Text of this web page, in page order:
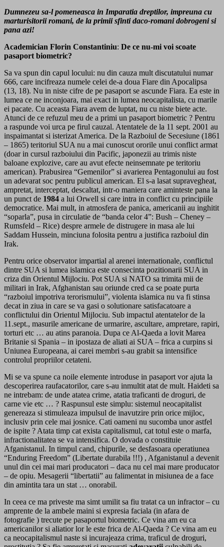
Dumnezeu sa-l pomeneasca in Imparatia dreptilor, impreuna cu
marturisitorii romani, de la primii sfinti daco-romani dobrogeni si
pana azi!
Academician Florin Constantiniu: De ce nu-mi voi scoate
pasaport biometric?
Sa va spun din capul locului: nu din cauza mult discutatului numar
666, care incifreaza numele celei de-a doua Fiare din Apocalipsa
(13, 18). Nu in niste cifre de pe pasaport se ascunde Fiara. Ea este in
lumea ce ne inconjoara, mai exact in lumea neocapitalista, cu marile
ei pacate. Cu aceasta Fiara avem de luptat, nu cu niste biete acte.
Atunci de ce refuzul meu de a primi un pasaport biometric ? Pentru
a raspunde voi urca pe firul cauzal. Atentatele de la 11 sept. 2001 au
inspaimantat si isterizat America. De la Razboiul de Secesiune (1861
– 1865) teritoriul SUA nu a mai cunoscut ororile unui conflict armat
(doar in cursul razboiului din Pacific, japonezii au trimis niste
baloane explozive, care au avut efecte neinsemnate pe teritoriu
american). Prabusirea “Gemenilor” si avarierea Pentagonului au fost
un adevarat soc pentru publicul american. El s-a lasat supravegheat,
ampretat, interceptat, descaltat, intr-o maniera care aminteste pana la
un punct de 1984 a lui Orwell si care intra in conflict cu principiile
democratice. Mai mult, in atmosfera de panica, americanii au inghitit
“soparla”, pusa in circulatie de “banda celor 4”: Bush – Cheney –
Rumsfeld – Rice) despre armele de distrugere in masa ale lui
Saddam Hussein, minciuna folosita pentru a justifica razboiul din
Irak.
Pentru orice observator impartial al arenei internationale, conflictul
dintre SUA si lumea islamica este consecinta pozitionarii SUA in
criza din Orientul Mijlociu. Pot SUA si NATO sa trimita mii de
militari in Irak, Afghanistan sau oriunde cred ca se poate purta
“razboiul impotriva terorismului”, violenta islamica nu va fi stinsa
decat in ziua in care se va gasi o solutionare satisfacatoare a
conflictului din Orientul Mijlociu. Sub impactul atentatelor de la
11.sept., masurile americane de urmarire, ascultare, ampretare, rapiri,
torturi etc … au atins paranoia. Dupa ce Al-Qaeda a lovit Marea
Britanie si Spania – in ipostaza de aliati ai SUA – frica a curpins si
Uniunea Europeana, ai carei membri s-au grabit sa intensifice
controlul propriilor cetateni.
Mi se va spune ca noile elemente introduse in pasaport vor ajuta la
descoperirea raufacatorilor, care s-au inmultit atat de mult. Haideti sa
ne intrebam: de unde atatea crime, atatia traficanti de droguri, de
carne vie etc … ? Raspunsul este simplu: sistemul neocapitalist
genereaza si stimuleaza impulsul de inavutzire prin orice mijloc,
inclusiv prin cele mai josnice. Cati oameni nu sucomba unor astfel
de ispite ? Atata timp cat exista capitalismul, cat totul este o marfa,
infractionalitatea se va intensifica. O dovada o constituie
Afganistanul. In timpul cand, chipurile, se desfasoara operatiunea
“Enduring Freedom” (Libertate durabila !!!) , Afganistanul a devenit
unul din cei mai mari producatori – daca nu cel mai mare producator
– de opiu. Mesagerii “libertatii” au falimentat in misiunea de a face
din amintita tara un stat … onorabil.
In ceea ce ma priveste ma simt umilit sa fiu tratat ca un infractor – cu
amprente de la ambele maini si expresia faciala (in afara de
fotografie ) trecute pe pasaportul biometric. Ce vina am eu ca
americanilor si aliatior lor le este frica de Al-Qaeda ? Ce vina am eu
ca neocapitalismul naste si incurajeaza crima, traficul de droguri,